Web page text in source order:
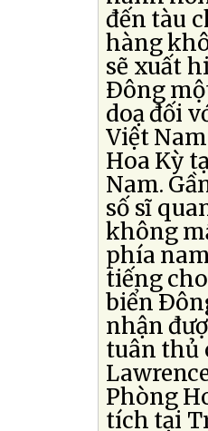
đến tàu
hàng
sẽ xuất
Ðông
doạ đối
Việt
Hoa Kỳ
Nam.
số sĩ
không
phía
tiếng
biển
nhận
tuân thủ
Phòng
tích tại